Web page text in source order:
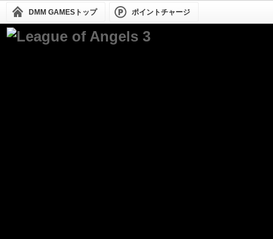
DMM GAMESトップ ポイントチャージ